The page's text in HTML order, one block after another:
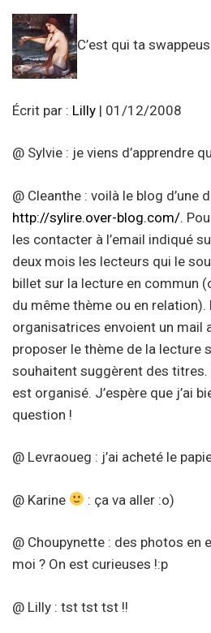
C’est qui ta
Écrit par : Lilly | 01/12/2008
@ Sylvie : je viens d’apprendre
@ Cleanthe : voilà le blog d’une
http://sylire.over-blog.com/.
les contacter à l’email indiqué
deux mois les lecteurs qui le
billet sur la lecture en commun
du même thème ou en relation).
organisatrices envoient un mail
proposer le thème de la lecture
souhaitent suggèrent des titres.
est organisé. J’espère que j’ai
question !
@ Levraoueg : j’ai acheté le
@ Karine : ça va aller :o)
@ Choupynette : des photos en
moi ? On est curieuses !:p
@ Lilly : tst tst tst !!